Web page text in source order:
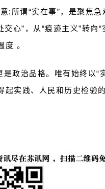
;所谓“实在事”，是聚焦急
心”，从“痕迹主义”转向
度 。
政治品格。唯有始终以“
实践、人民和历史检验